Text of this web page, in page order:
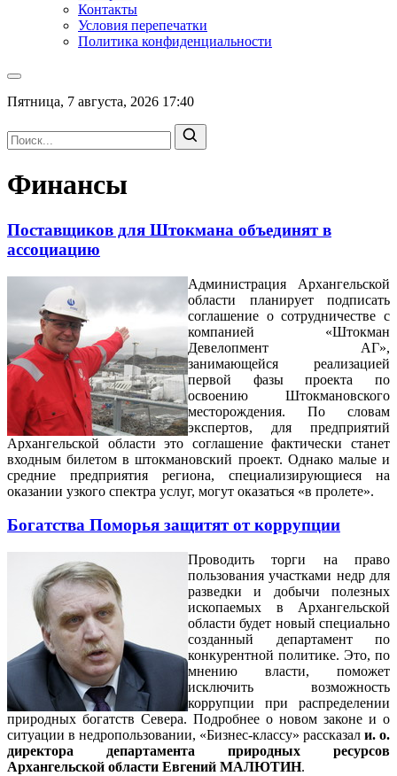
Контакты
Условия перепечатки
Политика конфиденциальности
Пятница, 7 августа, 2026 17:40
Финансы
Поставщиков для Штокмана объединят в
ассоциацию
Администрация Архангельской
области планирует подписать
соглашение о сотрудничестве с
компанией «Штокман
Девелопмент АГ»,
занимающейся реализацией
первой фазы проекта по
освоению Штокмановского
месторождения. По словам
экспертов, для предприятий
Архангельской области это соглашение фактически станет
входным билетом в штокмановский проект. Однако малые и
средние предприятия региона, специализирующиеся на
оказании узкого спектра услуг, могут оказаться «в пролете».
Богатства Поморья защитят от коррупции
Проводить торги на право
пользования участками недр для
разведки и добычи полезных
ископаемых в Архангельской
области будет новый специально
созданный департамент по
конкурентной политике. Это, по
мнению власти, поможет
исключить возможность
коррупции при распределении
природных богатств Севера. Подробнее о новом законе и о
ситуации в недропользовании, «Бизнес-классу» рассказал и. о.
директора департамента природных ресурсов
Архангельской области Евгений МАЛЮТИН.